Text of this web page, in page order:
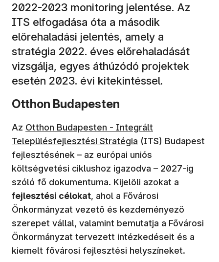
2022-2023 monitoring jelentése. Az
ITS elfogadása óta a második
előrehaladási jelentés, amely a
stratégia 2022. éves előrehaladását
vizsgálja, egyes áthúzódó projektek
esetén 2023. évi kitekintéssel.
Otthon Budapesten
Az Otthon Budapesten - Integrált
Településfejlesztési Stratégia (ITS) Budapest
fejlesztésének – az európai uniós
költségvetési ciklushoz igazodva – 2027-ig
szóló fő dokumentuma. Kijelöli azokat a
fejlesztési célokat, ahol a Fővárosi
Önkormányzat vezető és kezdeményező
szerepet vállal, valamint bemutatja a Fővárosi
Önkormányzat tervezett intézkedéseit és a
kiemelt fővárosi fejlesztési helyszíneket.